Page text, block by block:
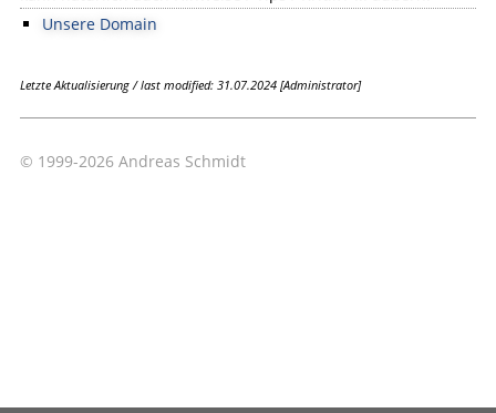
Unsere Domain
Letzte Aktualisierung / last modified: 31.07.2024 [Administrator]
© 1999-2026 Andreas Schmidt